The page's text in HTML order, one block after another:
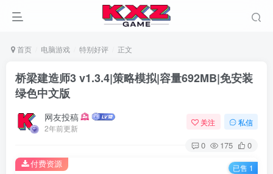
首页 电脑游戏 特别好评 正文
桥梁建造师3 v1.3.4|策略模拟|容量692MB|免安装
绿色中文版
网友投稿
2年前更新
关注 私信
0 175 0
付费资源 已售 1